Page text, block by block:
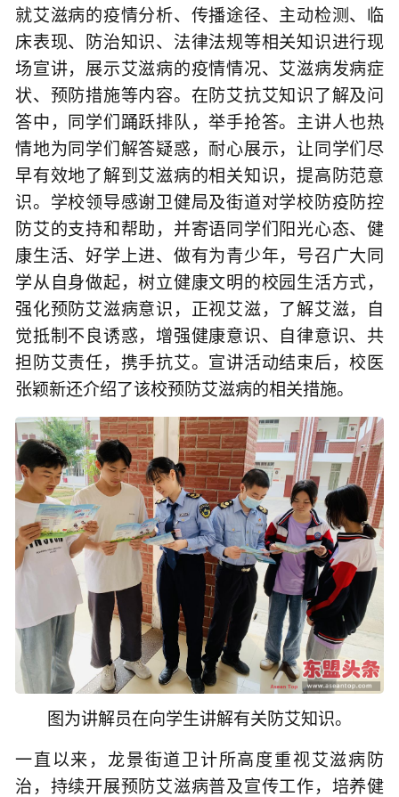
就艾滋病的疫情分析、传播途径、主动检测、临
床表现、防治知识、法律法规等相关知识进行现
场宣讲，展示艾滋病的疫情情况、艾滋病发病症
状、预防措施等内容。在防艾抗艾知识了解及问
答中，同学们踊跃排队，举手抢答。主讲人也热
情地为同学们解答疑惑，耐心展示，让同学们尽
早有效地了解到艾滋病的相关知识，提高防范意
识。学校领导感谢卫健局及街道对学校防疫防控
防艾的支持和帮助，并寄语同学们阳光心态、健
康生活、好学上进、做有为青少年，号召广大同
学从自身做起，树立健康文明的校园生活方式，
强化预防艾滋病意识，正视艾滋，了解艾滋，自
觉抵制不良诱惑，增强健康意识、自律意识、共
担防艾责任，携手抗艾。宣讲活动结束后，校医
张颖新还介绍了该校预防艾滋病的相关措施。
图为讲解员在向学生讲解有关防艾知识。
一直以来，龙景街道卫计所高度重视艾滋病防
治，持续开展预防艾滋病普及宣传工作，培养健